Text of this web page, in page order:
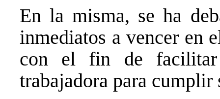
En la misma, se ha
inmediatos a vencer en
con el fin de
trabajadora para